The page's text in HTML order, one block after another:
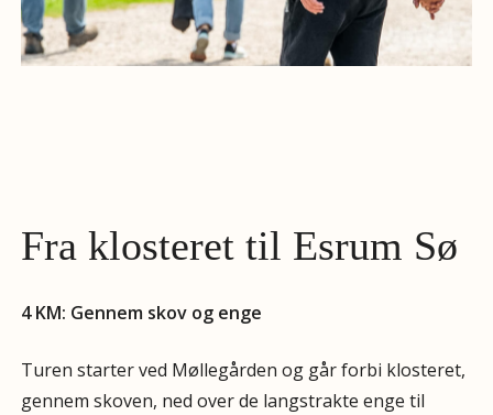
Fra klosteret til Esrum Sø
4 KM: Gennem skov og enge
Turen starter ved Møllegården og går forbi klosteret,
gennem skoven, ned over de langstrakte enge til